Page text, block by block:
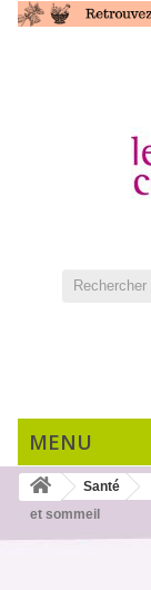
MENU
Santé
et sommeil